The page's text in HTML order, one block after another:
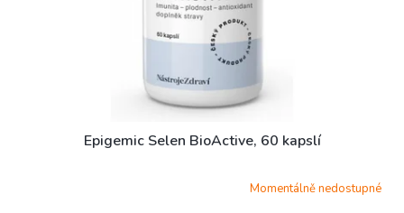
Epigemic Selen BioActive, 60 kapslí
Momentálně nedostupné